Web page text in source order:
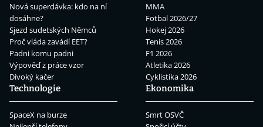
Nová superdávka: kdo na ní
dosáhne?
Sjezd sudetských Němců
Proč vláda zavádí EET?
Padni komu padni
Výpověď z práce vzor
Divoký kačer
MMA
Fotbal 2026/27
Hokej 2026
Tenis 2026
F1 2026
Atletika 2026
Cyklistika 2026
Technologie
SpaceX na burze
Ekonomika
Smrt OSVČ